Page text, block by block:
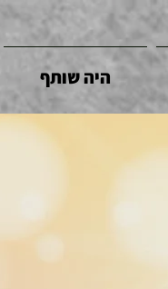
היה שותף